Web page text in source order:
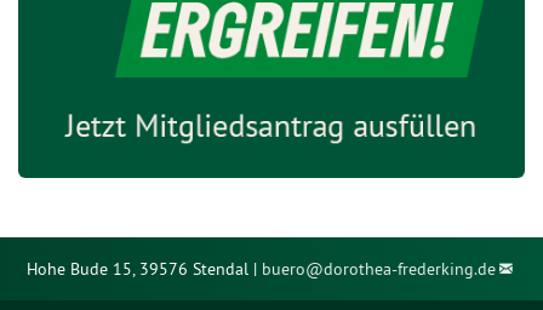
Hohe Bude 15, 39576 Stendal | buero@dorothea-frederking.de